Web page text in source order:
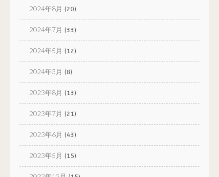
2024年8月 (20)
2024年7月 (33)
2024年5月 (12)
2024年3月 (8)
2023年8月 (13)
2023年7月 (21)
2023年6月 (43)
2023年5月 (15)